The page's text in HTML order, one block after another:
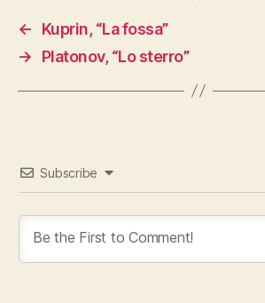
←
Kuprin, “La fossa”
→
Platonov, “Lo sterro”
Subscribe